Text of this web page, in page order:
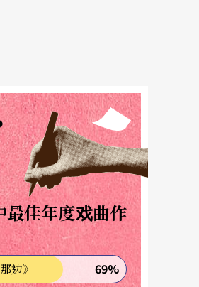
最佳年度戏曲作
边》 69%